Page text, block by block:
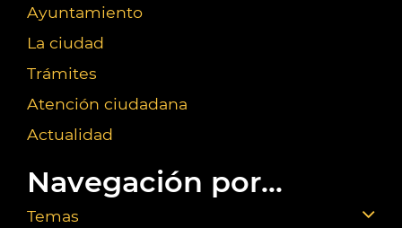
Ayuntamiento
La ciudad
Trámites
Atención ciudadana
Actualidad
Navegación por...
Temas